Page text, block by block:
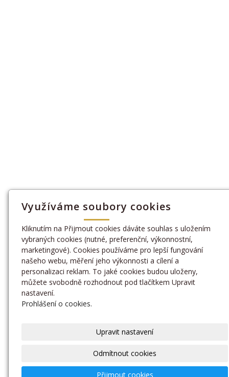
Využíváme soubory cookies
Kliknutím na Přijmout cookies dáváte souhlas s uložením
vybraných cookies (nutné, preferenční, výkonnostní,
marketingové). Cookies používáme pro lepší fungování
našeho webu, měření jeho výkonnosti a cílení a
personalizaci reklam. To jaké cookies budou uloženy,
můžete svobodně rozhodnout pod tlačítkem Upravit
nastavení.
Prohlášení o cookies.
Upravit nastavení
Odmítnout cookies
Přijmout cookies